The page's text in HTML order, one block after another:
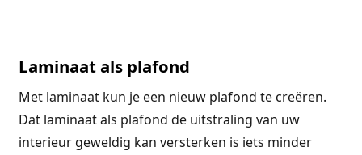
Laminaat als plafond
Met laminaat kun je een nieuw plafond te creëren.
Dat laminaat als plafond de uitstraling van uw
interieur geweldig kan versterken is iets minder